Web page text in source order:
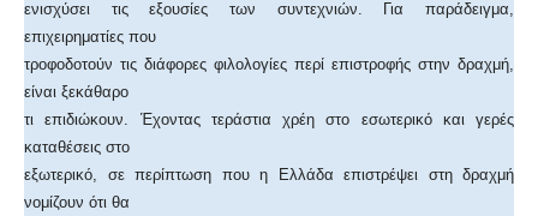
ενισχύσει τις εξουσίες των συντεχνιών. Για παράδειγμα,
επιχειρηματίες που
τροφοδοτούν τις διάφορες φιλολογίες περί επιστροφής στην δραχμή,
είναι ξεκάθαρο
τι επιδιώκουν. Έχοντας τεράστια χρέη στο εσωτερικό και γερές
καταθέσεις στο
εξωτερικό, σε περίπτωση που η Ελλάδα επιστρέψει στη δραχμή
νομίζουν ότι θα